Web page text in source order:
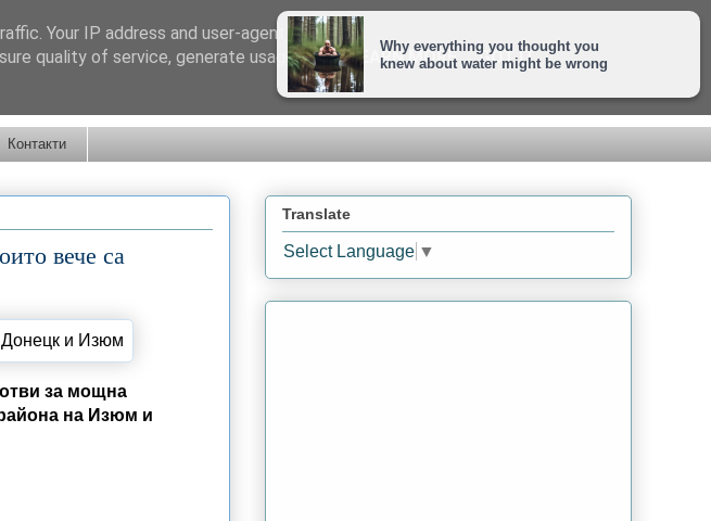
Контакти
вече са
за мощна
на Изюм и
Translate
Select Language ▼
Your IP address and user-agent
quality of service, generate usage
LEARN MORE GOT IT